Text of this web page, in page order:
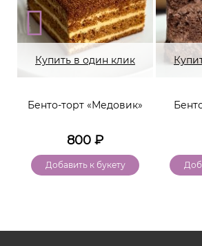
Купить в один клик
Бенто-торт «Медовик»
800 ₽
Добавить к букету